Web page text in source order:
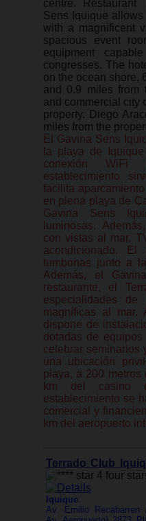
centre.
Sens Iquique
with a magnificent
spacious event
equipment
congresses. The
on the ocean shore,
and 0.9 miles from
and commercial city
property. Diego
miles from the
El Gavina Sens
la playa de
conexión
establecimiento
facilita
en plena playa de
Gavina Sens
luminosas.
con vistas al mar,
acondicionado. El
tumbonas junto a
Además, el
restaurante, el
especialidades
magníficas al mar.
dispone de
dotadas de
celebrar seminarios
una ubicación
playa, a 200
km del casino
establecimiento se
comercial y
km del aeropuerto
Terrado Club
Iquique:
Av. Emilio Recabarren